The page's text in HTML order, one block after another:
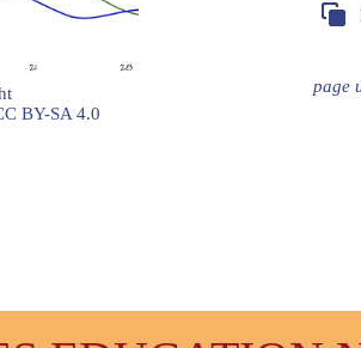
BY-SA 4.0
page